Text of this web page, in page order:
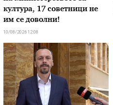
култура, 17 советници не
им се доволни!
10/08/2026 12:08